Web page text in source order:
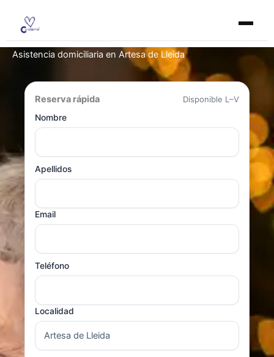
contenido
Asistencia domiciliaria en Artesa de Lleida
Reserva rápida
Disponible L–V
Nombre
Apellidos
Email
Teléfono
Localidad